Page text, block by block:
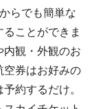
らでも簡単な
ことができま
内観・外観のお
空券はお好みの
約するだけ。